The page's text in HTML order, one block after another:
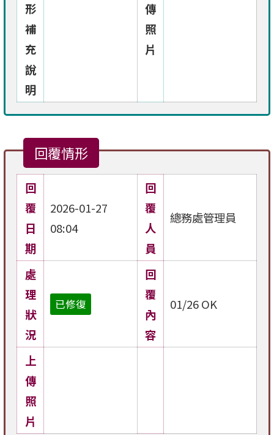
形
補
充
說
明
傳
照
片
回覆情形
回
覆
日
期
2026-01-27
08:04
回
覆
人
員
總務處管理員
處
理
狀
況
已修復
回
覆
內
容
01/26 OK
上
傳
照
片